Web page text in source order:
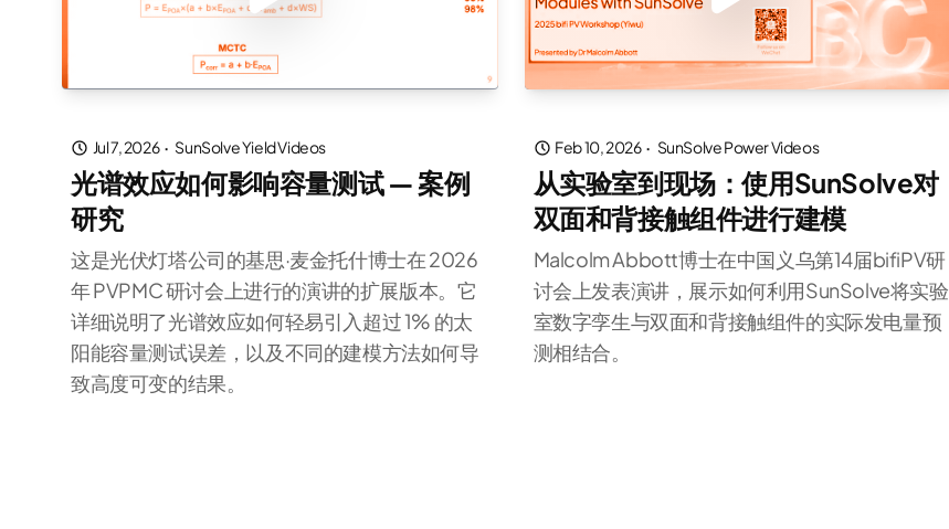
Jul 7, 2026 · SunSolve Yield Videos
光谱效应如何影响容量测试 — 案例
研究
这是光伏灯塔公司的基思·麦金托什博士在 2026
年 PVPMC 研讨会上进行的演讲的扩展版本。它
详细说明了光谱效应如何轻易引入超过 1% 的太
阳能容量测试误差，以及不同的建模方法如何导
致高度可变的结果。
Feb 10, 2026 · SunSolve Power Videos
从实验室到现场：使用SunSolve对
双面和背接触组件进行建模
Malcolm Abbott博士在中国义乌第14届bifiPV研
讨会上发表演讲，展示如何利用SunSolve将实验
室数字孪生与双面和背接触组件的实际发电量预
测相结合。